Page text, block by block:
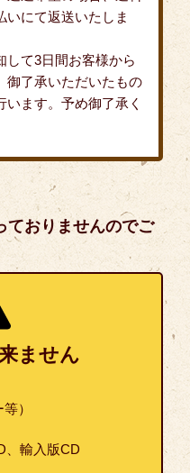
いにて返送いたしま
して3日間お客様から
御了承いただいたもの
います。予め御了承く
ておりませんのでご
ません
）
、輸入版CD